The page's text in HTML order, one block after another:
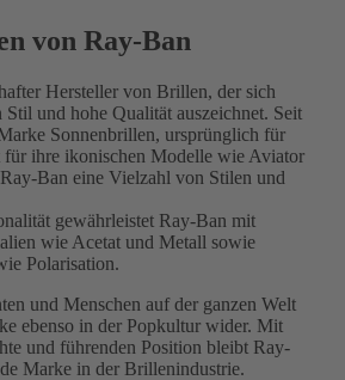
von Ray-Ban
Hersteller von Brillen, der sich
Stil und hohe Qualität auszeichnet. Seit
Sonnenbrillen, ursprünglich für
ihre ikonischen Modelle wie Aviator
Ban eine Vielzahl von Stilen und
gewährleistet Ray-Ban mit
wie Acetat und Metall sowie
Polarisation.
und Menschen auf der ganzen Welt
ebenso in der Popkultur wider. Mit
und führenden Position bleibt Ray-
Marke in der Brillenindustrie.